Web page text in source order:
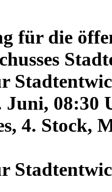
für die
Juni, 08:30
4. Stock,